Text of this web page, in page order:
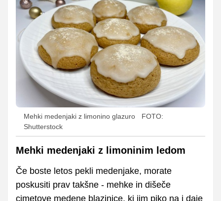
Mehki medenjaki z limonino glazuro
FOTO:
Shutterstock
Mehki medenjaki z limoninim ledom
Če boste letos pekli medenjake, morate
poskusiti prav takšne - mehke in dišeče
cimetove medene blazinice, ki jim piko na i daje